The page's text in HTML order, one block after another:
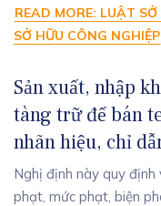
READ MORE: LUẬT
SỞ HỮU CÔNG NGHIỆP
Sản xuất, nhập
tàng trữ để bán
nhãn hiệu, chỉ
Nghị định này quy định
phạt, mức phạt, biện